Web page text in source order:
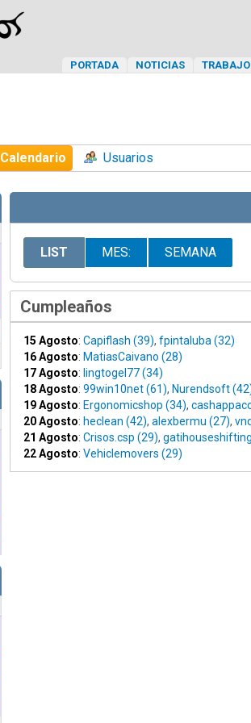
PORTADA NOTICIAS TRABAJO
Calendario Usuarios
LIST MES: SEMANA
Cumpleaños
15 Agosto: Capiflash (39), fpintaluba (32)
16 Agosto: MatiasCaivano (28)
17 Agosto: lingtogel77 (34)
18 Agosto: 99win10net (61), Nurendsoft
19 Agosto: Ergonomicshop (34),
20 Agosto: heclean (42), alexbermu (27),
21 Agosto: Crisos.csp (29),
22 Agosto: Vehiclemovers (29)